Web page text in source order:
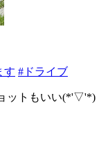
す #ドライブ
ットもいい(*'▽'*)